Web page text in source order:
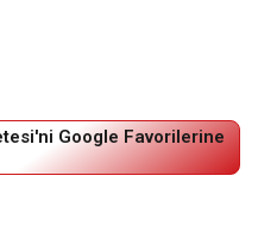
Google Favorilerine